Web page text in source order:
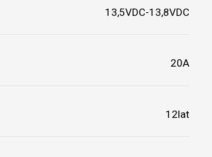
13,5VDC-13,8VDC
20A
12lat